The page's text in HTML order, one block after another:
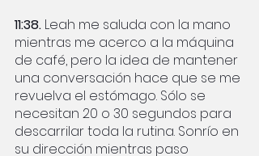
11:38. Leah me saluda con la mano
mientras me acerco a la máquina
de café, pero la idea de mantener
una conversación hace que se me
revuelva el estómago. Sólo se
necesitan 20 o 30 segundos para
descarrilar toda la rutina. Sonrío en
su dirección mientras paso